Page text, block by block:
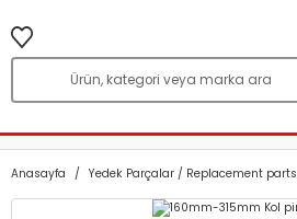
Anasayfa Yedek Parçalar / Replacement parts